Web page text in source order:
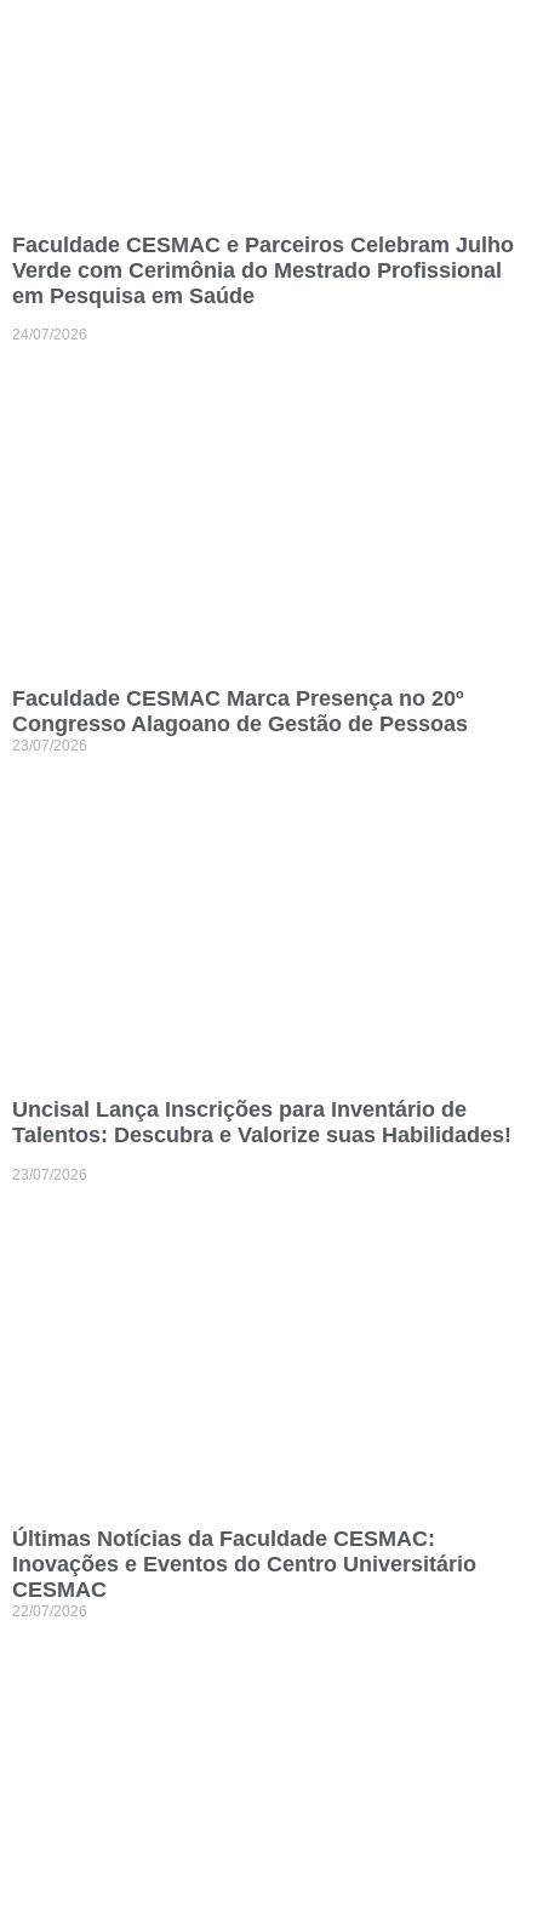
Faculdade CESMAC e Parceiros Celebram Julho
Verde com Cerimônia do Mestrado Profissional
em Pesquisa em Saúde
24/07/2026
Faculdade CESMAC Marca Presença no 20º
Congresso Alagoano de Gestão de Pessoas
23/07/2026
Uncisal Lança Inscrições para Inventário de
Talentos: Descubra e Valorize suas Habilidades!
23/07/2026
Últimas Notícias da Faculdade CESMAC:
Inovações e Eventos do Centro Universitário
CESMAC
22/07/2026